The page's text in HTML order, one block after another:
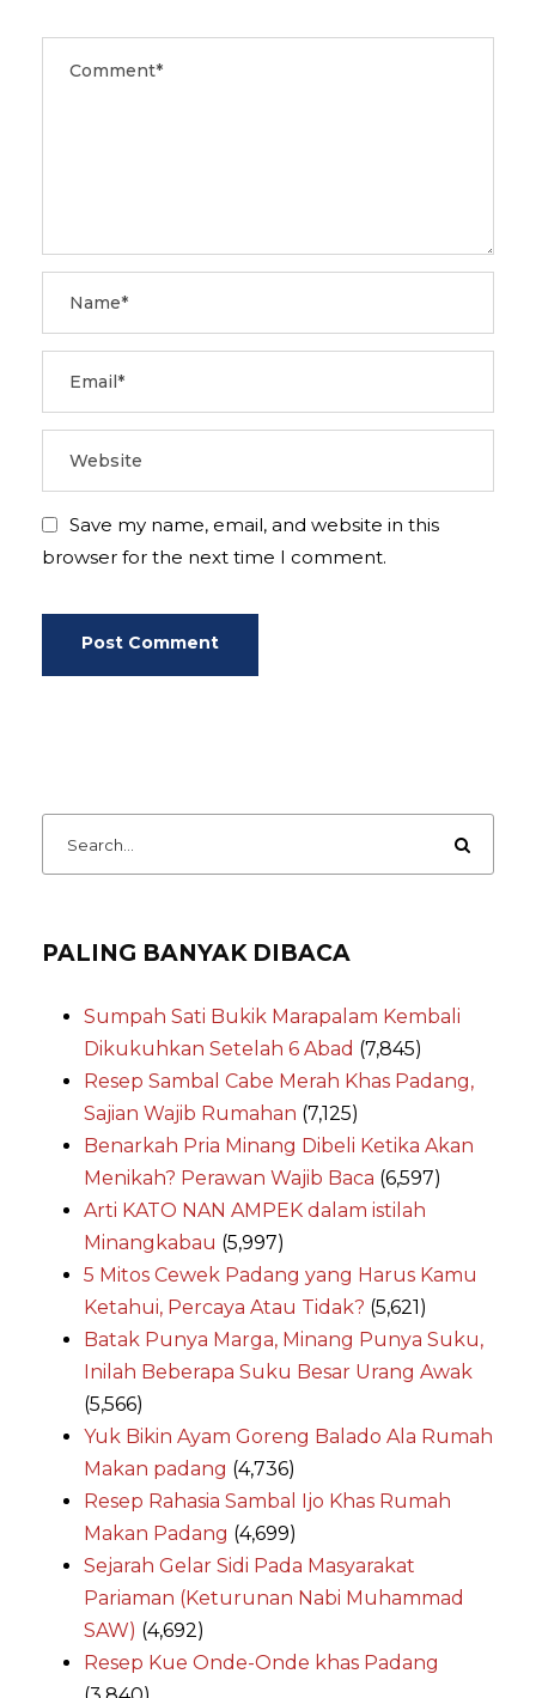
Save my name, email, and website in this
browser for the next time I comment.
PALING BANYAK DIBACA
Sumpah Sati Bukik Marapalam Kembali
Dikukuhkan Setelah 6 Abad (7,845)
Resep Sambal Cabe Merah Khas Padang,
Sajian Wajib Rumahan (7,125)
Benarkah Pria Minang Dibeli Ketika Akan
Menikah? Perawan Wajib Baca (6,597)
Arti KATO NAN AMPEK dalam istilah
Minangkabau (5,997)
5 Mitos Cewek Padang yang Harus Kamu
Ketahui, Percaya Atau Tidak? (5,621)
Batak Punya Marga, Minang Punya Suku,
Inilah Beberapa Suku Besar Urang Awak
(5,566)
Yuk Bikin Ayam Goreng Balado Ala Rumah
Makan padang (4,736)
Resep Rahasia Sambal Ijo Khas Rumah
Makan Padang (4,699)
Sejarah Gelar Sidi Pada Masyarakat
Pariaman (Keturunan Nabi Muhammad
SAW) (4,692)
Resep Kue Onde-Onde khas Padang